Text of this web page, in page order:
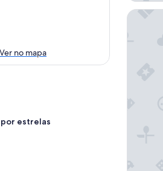
Ver no mapa
estrelas
Hotel